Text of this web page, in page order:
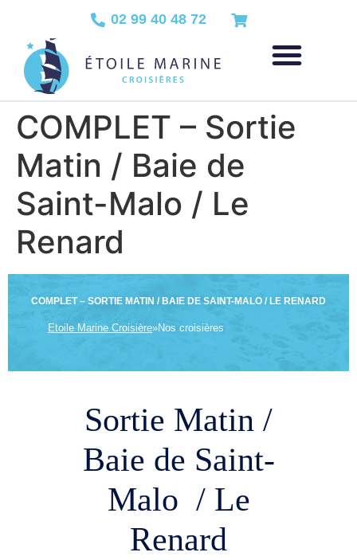
02 99 40 48 72
COMPLET – Sortie
Matin / Baie de
Saint-Malo / Le
Renard
COMPLET – SORTIE MATIN / BAIE DE SAINT-MALO / LE RENARD
Etoile Marine Croisière»Nos croisières
Sortie Matin /
Baie de Saint-
Malo / Le
Renard